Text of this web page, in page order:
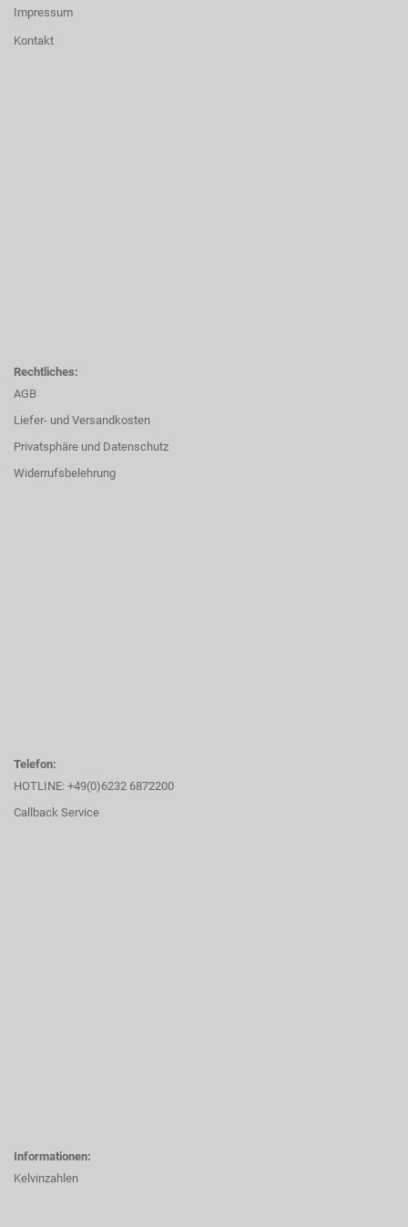
Impressum
Kontakt
Rechtliches:
AGB
Liefer- und Versandkosten
Privatsphäre und Datenschutz
Widerrufsbelehrung
Telefon:
HOTLINE: +49(0)6232 6872200
Callback Service
Informationen:
Kelvinzahlen